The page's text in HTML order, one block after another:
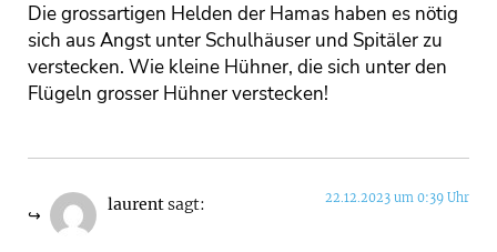
Die grossartigen Helden der Hamas haben es nötig
sich aus Angst unter Schulhäuser und Spitäler zu
verstecken. Wie kleine Hühner, die sich unter den
Flügeln grosser Hühner verstecken!
laurentsagt: 22.12.2023 um 0:39 Uhr